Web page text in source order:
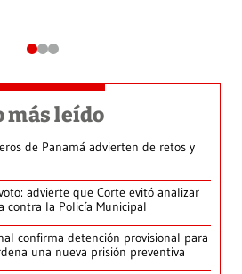
más leído
de Panamá advierten de retos y
advierte que Corte evitó analizar
contra la Policía Municipal
confirma detención provisional para
una nueva prisión preventiva